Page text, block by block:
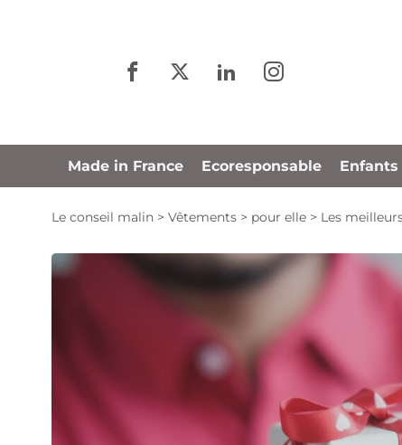
Made in France Ecoresponsable Enfants
Le conseil malin > Vêtements > pour elle > Les